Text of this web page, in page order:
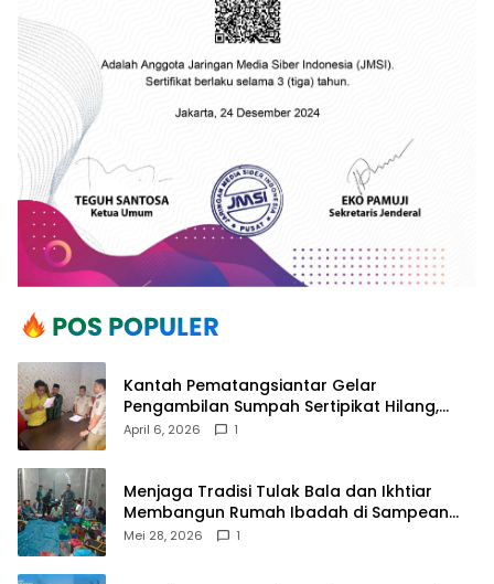
Kantah Pematangsiantar Gelar
Pengambilan Sumpah Sertipikat Hilang,
Perkuat Kepastian Hukum Pertanahan
April 6, 2026 1
Menjaga Tradisi Tulak Bala dan Ikhtiar
Membangun Rumah Ibadah di Sampean
Barat
Mei 28, 2026 1